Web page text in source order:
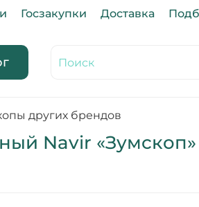
Госзакупки Доставка
других брендов
Navir